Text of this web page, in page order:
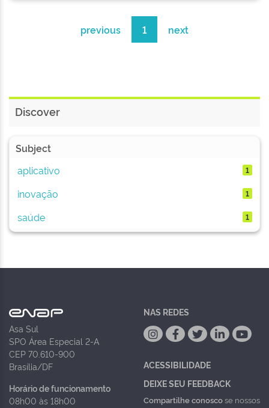
previous 1 next
Discover
Subject
aplicativo
1
inovação 1
saúde 1
Asa Sul
SPO Área Especial 2-A
CEP 70.610-900
Brasília/DF
Horário de funcionamento
08h00 às 18h00
NAS REDES
ACESSIBILIDADE
DEIXE SEU FEEDBACK
Compartilhe conoscose nossos